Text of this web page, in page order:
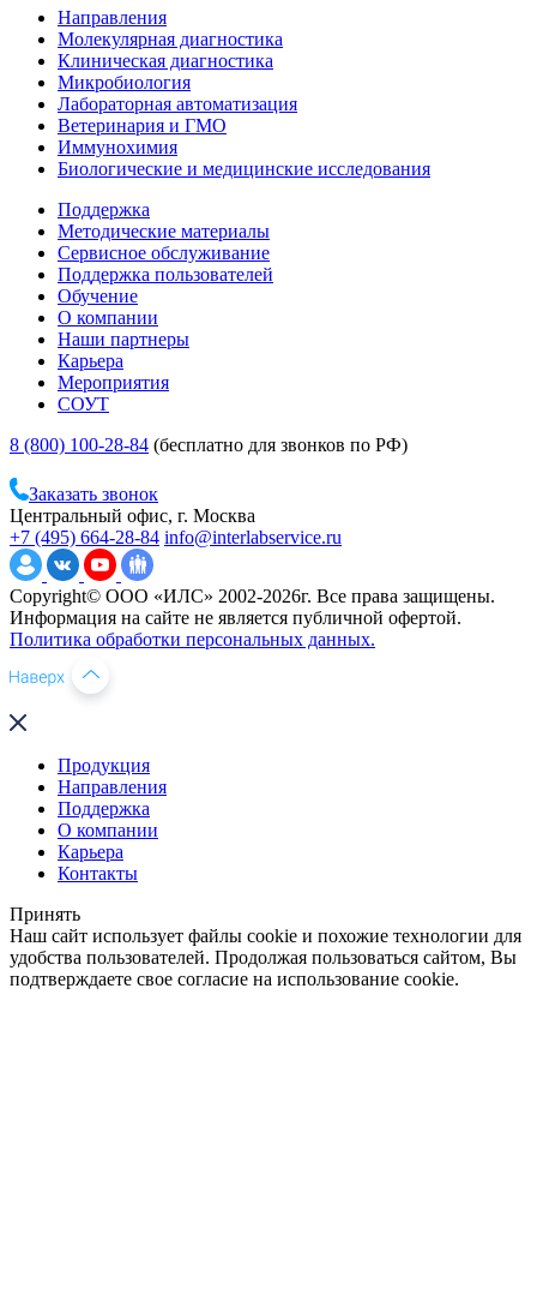
Направления
Молекулярная диагностика
Клиническая диагностика
Микробиология
Лабораторная автоматизация
Ветеринария и ГМО
Иммунохимия
Биологические и медицинские исследования
Поддержка
Методические материалы
Сервисное обслуживание
Поддержка пользователей
Обучение
О компании
Наши партнеры
Карьера
Мероприятия
СОУТ
8 (800) 100-28-84 (бесплатно для звонков по РФ)
Заказать звонок
Центральный офис, г. Москва
+7 (495) 664-28-84 info@interlabservice.ru
Copyright© ООО «ИЛС» 2002-2026г. Все права защищены.
Информация на сайте не является публичной офертой.
Политика обработки персональных данных.
Продукция
Направления
Поддержка
О компании
Карьера
Контакты
Принять
Наш сайт использует файлы cookie и похожие технологии для
удобства пользователей. Продолжая пользоваться сайтом, Вы
подтверждаете свое согласие на использование cookie.